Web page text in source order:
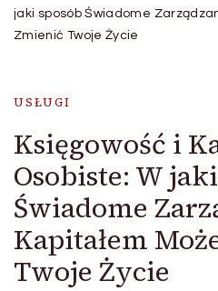
jaki sposób Świadome
Zmienić Twoje Życie
USŁUGI
Księgowość i
Osobiste: W
Świadome
Kapitałem
Twoje Życie